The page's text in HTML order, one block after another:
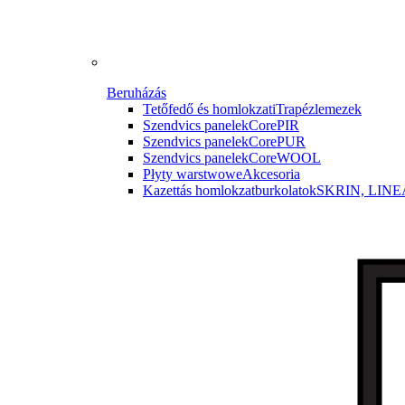
Beruházás
Tetőfedő és homlokzatiTrapézlemezek
Szendvics panelekCorePIR
Szendvics panelekCorePUR
Szendvics panelekCoreWOOL
Płyty warstwoweAkcesoria
Kazettás homlokzatburkolatokSKRIN,